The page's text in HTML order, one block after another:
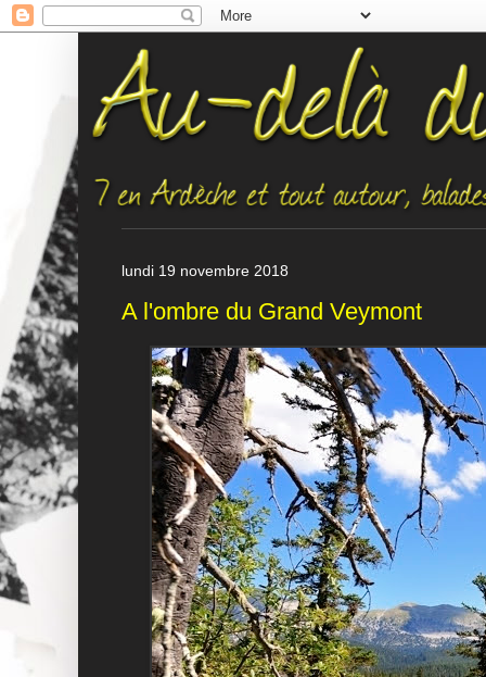
lundi 19 novembre 2018
A l'ombre du Grand Veymont